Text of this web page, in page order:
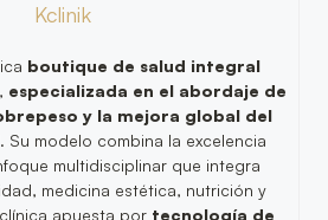
Kclinik
boutique de salud integral
especializada en el abordaje de
y la mejora global del
. Su modelo combina la excelencia
multidisciplinar que integra
medicina estética, nutrición y
apuesta por tecnología de